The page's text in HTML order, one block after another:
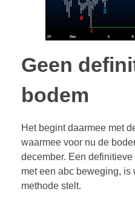
Geen
bodem
Het begint daarmee met
waarmee voor nu de
december. Een
met een abc beweging, is
methode stelt.